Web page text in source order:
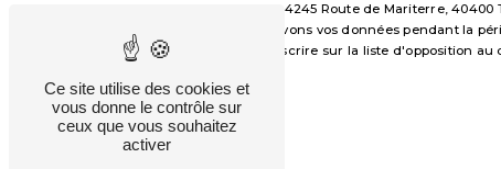
voie postale à l'adresse 4245 Route de Mariterre,
demandé. Nous conservons vos données pendant la
avez le droit de vous inscrire sur la liste d'opposition
Ce site utilise des cookies et
vous donne le contrôle sur
ceux que vous souhaitez
activer